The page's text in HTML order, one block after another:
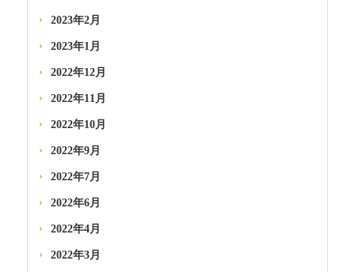
2023年2月
2023年1月
2022年12月
2022年11月
2022年10月
2022年9月
2022年7月
2022年6月
2022年4月
2022年3月